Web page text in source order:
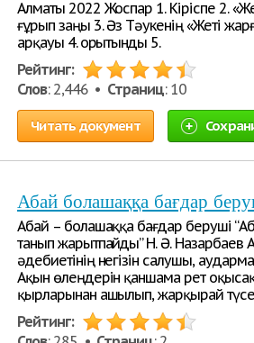
Алматы 2022 Жоспар 1. Кіріспе 2.
ғұрып заңы 3. Әз Тәукенің «Жеті
арқауы 4. Қорытынды 5.
Рейтинг:
Слов: 2,446 • Страниц: 10
Читать документ
Абай болашаққа бағдар
Абай – болашаққа бағдар беруші
танып жарытпайды” Н. Ә. Назарбаев
әдебиетінің негізін салушы,
Ақын өлеңдерін қаншама рет
қырларынан ашылып, жарқырай
Рейтинг: